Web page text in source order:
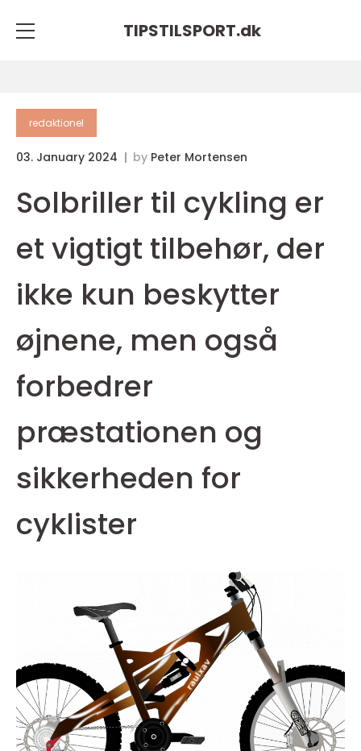
TIPSTILSPORT.dk
redaktionel
03. January 2024 by Peter Mortensen
Solbriller til cykling er
et vigtigt tilbehør, der
ikke kun beskytter
øjnene, men også
forbedrer
præstationen og
sikkerheden for
cyklister